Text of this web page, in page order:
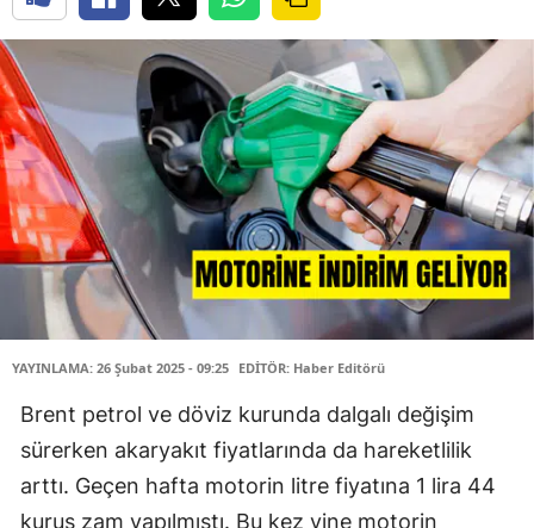
YAYINLAMA: 26 Şubat 2025 - 09:25 EDİTÖR: Haber Editörü
Brent petrol ve döviz kurunda dalgalı değişim
sürerken akaryakıt fiyatlarında da hareketlilik
arttı. Geçen hafta motorin litre fiyatına 1 lira 44
kuruş zam yapılmıştı. Bu kez yine motorin